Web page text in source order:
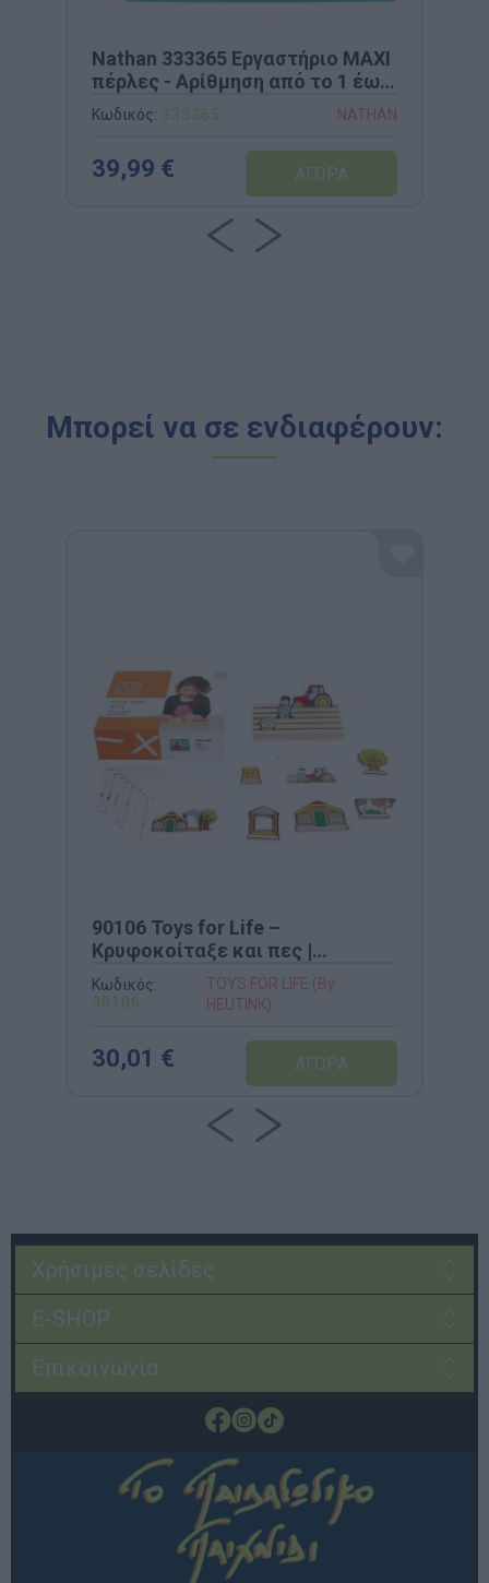
Nathan 333365 Εργαστήριο ΜΑΧΙ
πέρλες - Αρίθμηση από το 1 έως
το 6
Κωδικός: 333365 NATHAN
39,99 €
Μπορεί να σε ενδιαφέρουν:
90106 Toys for Life –
Κρυφοκοίταξε και πες |
Εκπαιδευτικό Παιχνίδι Λόγου &
Παρατηρητικότητας
Κωδικός:
90106
TOYS FOR LIFE (By
HEUTINK)
30,01 €
Χρήσιμες σελίδες
E-SHOP
Επικοινωνία